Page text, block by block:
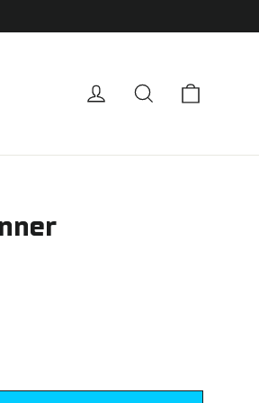
EinloggenSuche